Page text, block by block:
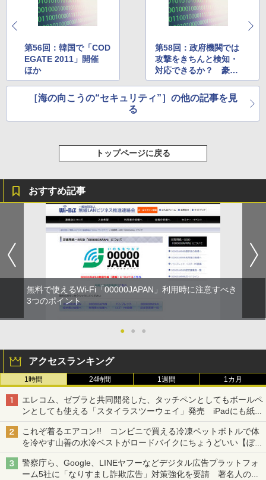
第56回：韓国で「COD
EGATE 2011」開催
ほか
第58回：政府機関では
攻撃をきちんと検知・
対応できるか？ 豪州
で監査報告
［海の向こうの“セキュリティ”］の他の記事を見
る
トップページに戻る
おすすめ記事
無料で使えるWi-Fi「00000JAPAN」利用時に注意すべき
3つのポイント
● ● ●
アクセスランキング
1時間 24時間 1週間 1カ月
エレコム、ゼブラと共同開発した、タッチペンとしてもボールペ
ンとしても使える「スタイラスツーウェイ」発売 iPadにも紙に
も、持ち替えずに書き込める
これぞ着るエアコン!! コンビニで買える冷凍ペットボトルで体
を冷やす山善の水冷ベストがロードバイクにちょうどいい【ぼっ
ち・ざ・ろーど！その14】【空いた時間でなにしてる？】
警察庁ら、Google、LINEヤフーなどデジタル広告プラットフォ
ーム5社に「なりすまし詐欺広告」対策強化を要請 著名人の写